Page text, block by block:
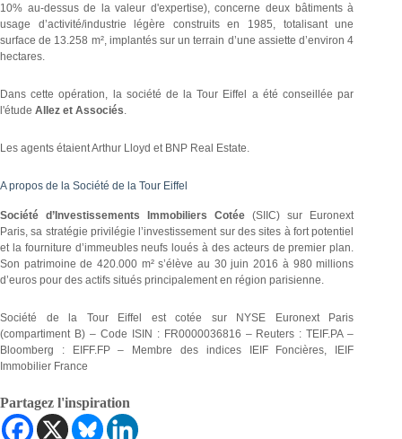
10% au-dessus de la valeur d'expertise), concerne deux bâtiments à
usage d’activité/industrie légère construits en 1985, totalisant une
surface de 13.258 m², implantés sur un terrain d’une assiette d’environ 4
hectares.
Dans cette opération, la société de la Tour Eiffel a été conseillée par
l'étude Allez et Associés.
Les agents étaient Arthur Lloyd et BNP Real Estate.
A propos de la Société de la Tour Eiffel
Société d’Investissements Immobiliers Cotée (SIIC) sur Euronext
Paris, sa stratégie privilégie l’investissement sur des sites à fort potentiel
et la fourniture d’immeubles neufs loués à des acteurs de premier plan.
Son patrimoine de 420.000 m² s’élève au 30 juin 2016 à 980 millions
d’euros pour des actifs situés principalement en région parisienne.
Société de la Tour Eiffel est cotée sur NYSE Euronext Paris
(compartiment B) – Code ISIN : FR0000036816 – Reuters : TEIF.PA –
Bloomberg : EIFF.FP – Membre des indices IEIF Foncières, IEIF
Immobilier France
Partagez l'inspiration